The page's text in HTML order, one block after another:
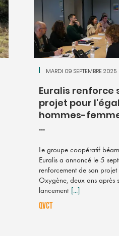
MARDI 09 SEPTEMBRE 2025
Euralis renforce
projet pour
hommes-
...
Le groupe coopératif
Euralis a annoncé le 5
renforcement de son projet
Oxygène, deux ans après
lancement [...]
QVCT